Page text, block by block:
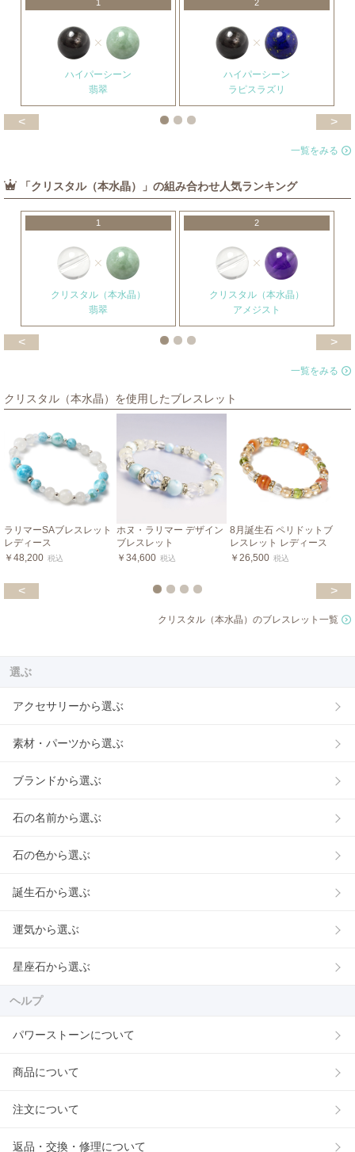
1
ハイパーシーン
翡翠
2
ハイパーシーン
ラピスラズリ
< >
一覧をみる
「クリスタル（本水晶）」の組み合わせ人気ランキング
1
クリスタル（本水晶）
翡翠
2
クリスタル（本水晶）
アメジスト
< >
一覧をみる
クリスタル（本水晶）を使用したブレスレット
ラリマーSAブレスレット
レディース
￥48,200 税込
ホヌ・ラリマー デザイン
ブレスレット
￥34,600 税込
8月誕生石 ペリドットブ
レスレット レディース
￥26,500 税込
< >
クリスタル（本水晶）のブレスレット一覧
選ぶ
アクセサリーから選ぶ
素材・パーツから選ぶ
ブランドから選ぶ
石の名前から選ぶ
石の色から選ぶ
誕生石から選ぶ
運気から選ぶ
星座石から選ぶ
ヘルプ
パワーストーンについて
商品について
注文について
返品・交換・修理について